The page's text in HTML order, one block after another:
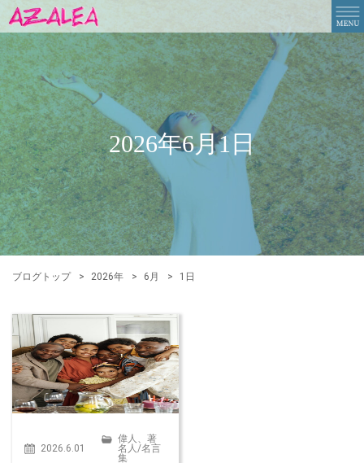
2026年6月1日
ブログトップ 2026年 6月 1日
2026.6.01
偉人、著
名人/名言
集